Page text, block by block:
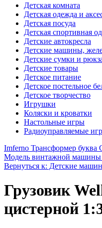
Детская комната
Детская одежда и
Детская посуда
Детская спортивная
Детские автокресла
Детские машины,
Детские сумки и
Детские товары
Детское питание
Детское постельное
Детское творчество
Игрушки
Коляски и кроватки
Настольные игры
Радиоуправляемые
Imferno Трансформер буква
Модель винтажной машины
Вернуться к: Детские
Грузовик
цистерной